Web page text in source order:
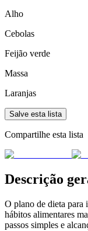
Alho
Cebolas
Feijão verde
Massa
Laranjas
Salve esta lista
Compartilhe esta lista
Descrição
O plano de dieta para
hábitos alimentares
passos simples e